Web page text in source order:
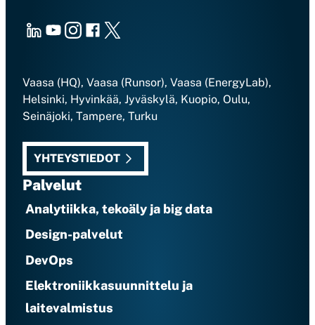
LinkedInYoutubeInstagram
Facebook
X
Vaasa (HQ), Vaasa (Runsor), Vaasa (EnergyLab),
Helsinki, Hyvinkää, Jyväskylä, Kuopio, Oulu,
Seinäjoki, Tampere, Turku
YHTEYSTIEDOT
Palvelut
Analytiikka, tekoäly ja big data
Design-palvelut
DevOps
Elektroniikkasuunnittelu ja
laitevalmistus